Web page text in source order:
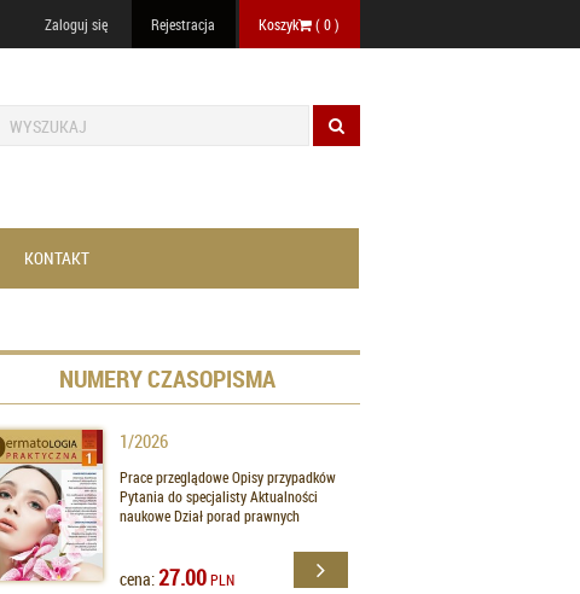
Zaloguj się Rejestracja Koszyk (0)
KONTAKT
NUMERY CZASOPISMA
1/2026
Prace przeglądowe Opisy przypadków
Pytania do specjalisty Aktualności
naukowe Dział porad prawnych
cena:27.00PLN